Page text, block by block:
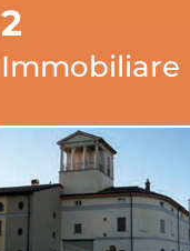
2
Immobiliare